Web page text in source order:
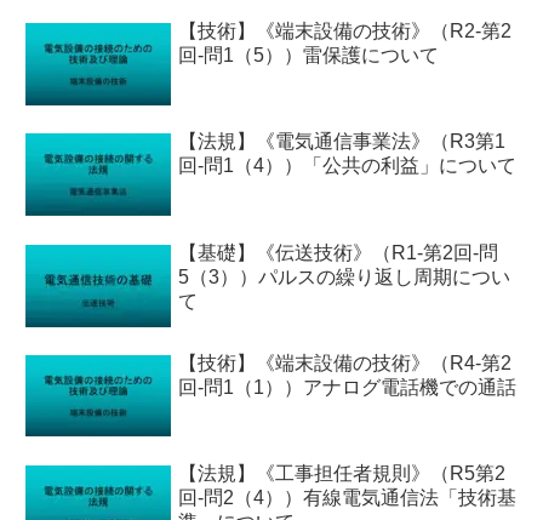
【技術】《端末設備の技術》（R2-第2
回-問1（5））雷保護について
【法規】《電気通信事業法》（R3第1
回-問1（4））「公共の利益」について
【基礎】《伝送技術》（R1-第2回-問
5（3））パルスの繰り返し周期につい
て
【技術】《端末設備の技術》（R4-第2
回-問1（1））アナログ電話機での通話
【法規】《工事担任者規則》（R5第2
回-問2（4））有線電気通信法「技術基